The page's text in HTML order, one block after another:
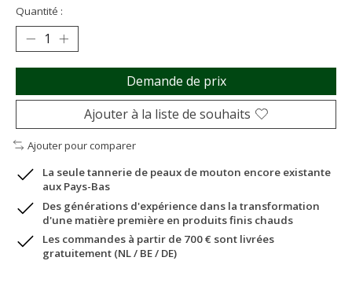
Quantité :
Demande de prix
Ajouter à la liste de souhaits
Ajouter pour comparer
La seule tannerie de peaux de mouton encore existante
aux Pays-Bas
Des générations d'expérience dans la transformation
d'une matière première en produits finis chauds
Les commandes à partir de 700 € sont livrées
gratuitement (NL / BE / DE)